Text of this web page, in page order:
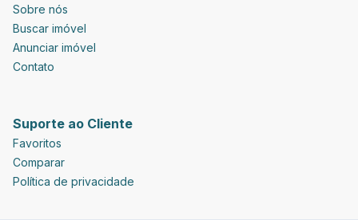
Sobre nós
Buscar imóvel
Anunciar imóvel
Contato
Suporte ao Cliente
Favoritos
Comparar
Política de privacidade